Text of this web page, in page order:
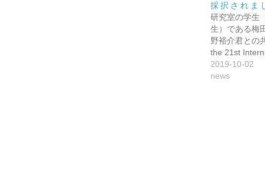
採択されま
研究室の学生
生）である梅
野裕介君との
the 21st
2019-10-02
news